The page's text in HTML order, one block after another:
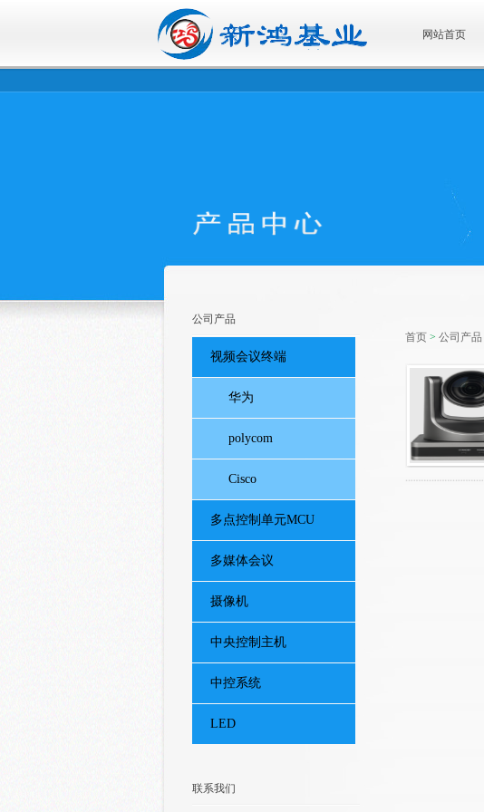
网站首页
首页 > 公司产品
公司产品
视频会议终端
华为
polycom
Cisco
多点控制单元MCU
多媒体会议
摄像机
中央控制主机
中控系统
LED
联系我们